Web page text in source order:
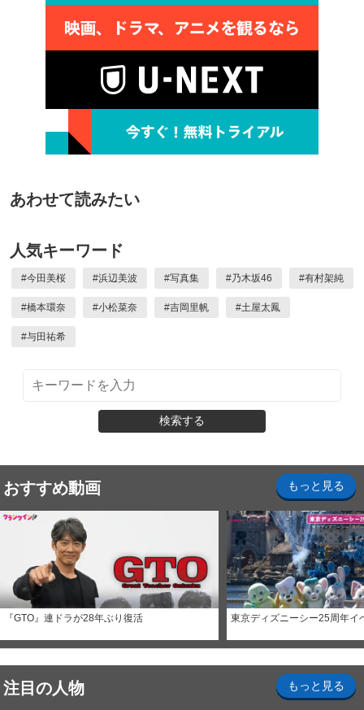
あわせて読みたい
人気キーワード
#今田美桜 #浜辺美波 #写真集 #乃木坂46 #有村架純
#橋本環奈 #小松菜奈 #吉岡里帆 #土屋太鳳
#与田祐希
検索する
おすすめ動画 もっと見る
『GTO』連ドラが28年ぶり復活 東京ディズニーシー25周年イ
注目の人物 もっと見る